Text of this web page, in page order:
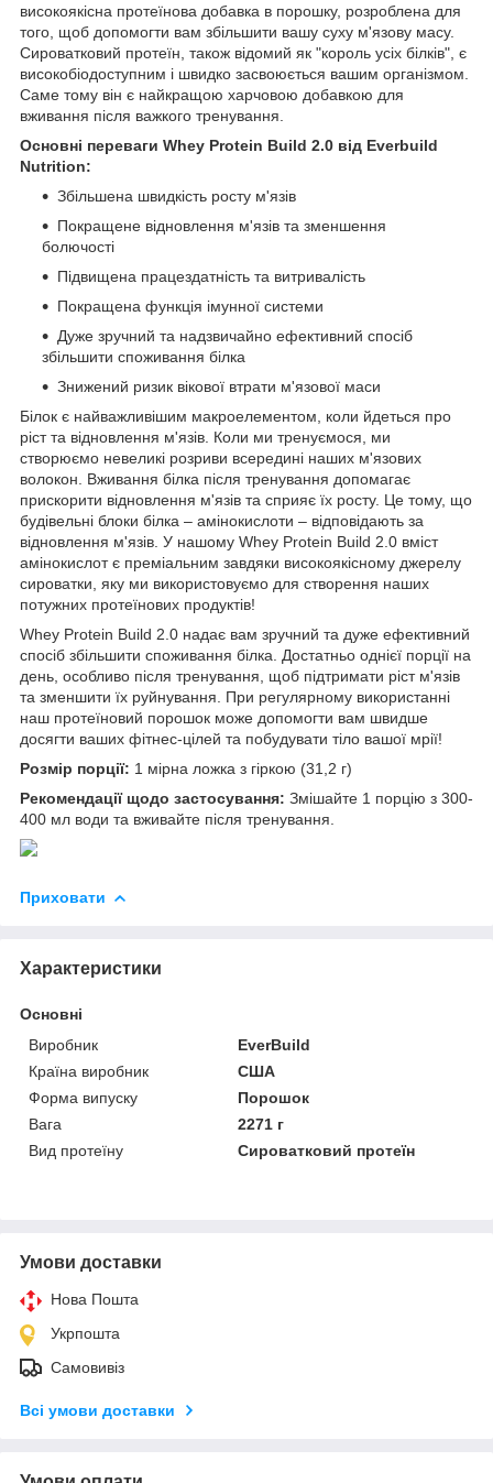
високоякісна протеїнова добавка в порошку, розроблена для
того, щоб допомогти вам збільшити вашу суху м'язову масу.
Сироватковий протеїн, також відомий як "король усіх білків", є
високобіодоступним і швидко засвоюється вашим організмом.
Саме тому він є найкращою харчовою добавкою для
вживання після важкого тренування.
Основні переваги Whey Protein Build 2.0 від Everbuild
Nutrition:
Збільшена швидкість росту м'язів
Покращене відновлення м'язів та зменшення
болючості
Підвищена працездатність та витривалість
Покращена функція імунної системи
Дуже зручний та надзвичайно ефективний спосіб
збільшити споживання білка
Знижений ризик вікової втрати м'язової маси
Білок є найважливішим макроелементом, коли йдеться про
ріст та відновлення м'язів. Коли ми тренуємося, ми
створюємо невеликі розриви всередині наших м'язових
волокон. Вживання білка після тренування допомагає
прискорити відновлення м'язів та сприяє їх росту. Це тому, що
будівельні блоки білка – амінокислоти – відповідають за
відновлення м'язів. У нашому Whey Protein Build 2.0 вміст
амінокислот є преміальним завдяки високоякісному джерелу
сироватки, яку ми використовуємо для створення наших
потужних протеїнових продуктів!
Whey Protein Build 2.0 надає вам зручний та дуже ефективний
спосіб збільшити споживання білка. Достатньо однієї порції на
день, особливо після тренування, щоб підтримати ріст м'язів
та зменшити їх руйнування. При регулярному використанні
наш протеїновий порошок може допомогти вам швидше
досягти ваших фітнес-цілей та побудувати тіло вашої мрії!
Розмір порції: 1 мірна ложка з гіркою (31,2 г)
Рекомендації щодо застосування: Змішайте 1 порцію з 300-
400 мл води та вживайте після тренування.
Приховати
Характеристики
Основні
Виробник
EverBuild
Країна виробник
США
Форма випуску
Порошок
Вага
2271 г
Вид протеїну
Сироватковий протеїн
Умови доставки
Нова Пошта
Укрпошта
Самовивіз
Всі умови доставки